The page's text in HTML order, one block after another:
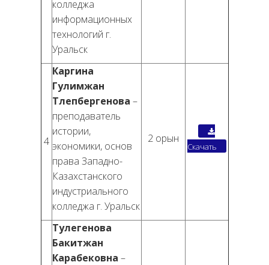
колледжа
информационных
технологий г.
Уральск
4
Каргина
Гулимжан
Тлепбергенова –
преподаватель
истории,
экономики, основ
права Западно-
Казахстанского
индустриального
колледжа г. Уральск
2 орын
Скачать
Тулегенова
Бакитжан
Карабековна –